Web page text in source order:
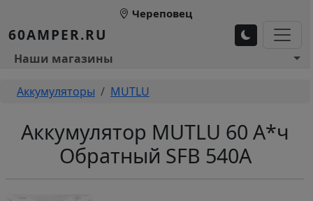
Перейти к основному содержанию
Череповец
60AMPER.RU
Основное меню 1
Наши магазины
Строка навигации
Аккумуляторы MUTLU
Аккумулятор MUTLU 60 А*ч
Обратный SFB 540А